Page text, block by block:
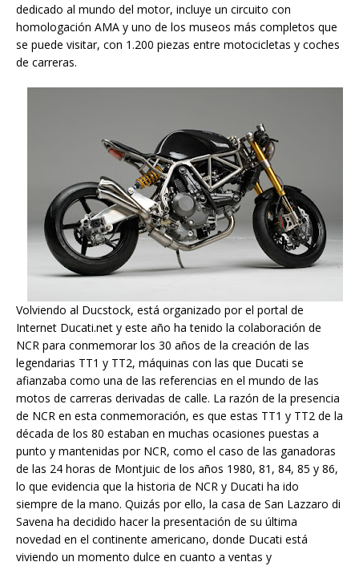
dedicado al mundo del motor, incluye un circuito con
homologación AMA y uno de los museos más completos que
se puede visitar, con 1.200 piezas entre motocicletas y coches
de carreras.
Volviendo al Ducstock, está organizado por el portal de
Internet Ducati.net y este año ha tenido la colaboración de
NCR para conmemorar los 30 años de la creación de las
legendarias TT1 y TT2, máquinas con las que Ducati se
afianzaba como una de las referencias en el mundo de las
motos de carreras derivadas de calle. La razón de la presencia
de NCR en esta conmemoración, es que estas TT1 y TT2 de la
década de los 80 estaban en muchas ocasiones puestas a
punto y mantenidas por NCR, como el caso de las ganadoras
de las 24 horas de Montjuic de los años 1980, 81, 84, 85 y 86,
lo que evidencia que la historia de NCR y Ducati ha ido
siempre de la mano. Quizás por ello, la casa de San Lazzaro di
Savena ha decidido hacer la presentación de su última
novedad en el continente americano, donde Ducati está
viviendo un momento dulce en cuanto a ventas y